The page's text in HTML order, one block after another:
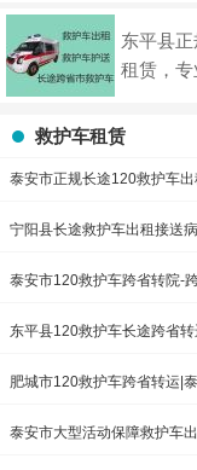
东平县
租赁，专
救护车租赁
泰安市正规长途120救护车
宁阳县长途救护车出租接送
泰安市120救护车跨省转院-
东平县120救护车长途跨省
肥城市120救护车跨省转运|
泰安市大型活动保障救护车